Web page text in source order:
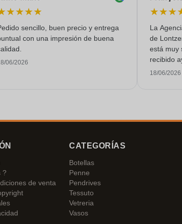
★★★★
sencillo, buen precio y entrega
con una impresión de buena
06/2026
★★★
La
de
está muy
recibido
un
18/06/2026
?
de venta
CATEGORÍAS
Botellas
Penne
Pendrives
Tessuto
Vetreria
Vasos